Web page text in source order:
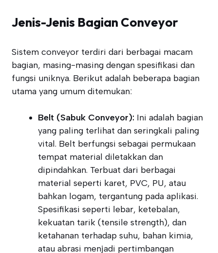
Jenis-Jenis Bagian Conveyor
Sistem conveyor terdiri dari berbagai macam
bagian, masing-masing dengan spesifikasi dan
fungsi uniknya. Berikut adalah beberapa bagian
utama yang umum ditemukan:
Belt (Sabuk Conveyor): Ini adalah bagian
yang paling terlihat dan seringkali paling
vital. Belt berfungsi sebagai permukaan
tempat material diletakkan dan
dipindahkan. Terbuat dari berbagai
material seperti karet, PVC, PU, atau
bahkan logam, tergantung pada aplikasi.
Spesifikasi seperti lebar, ketebalan,
kekuatan tarik (tensile strength), dan
ketahanan terhadap suhu, bahan kimia,
atau abrasi menjadi pertimbangan